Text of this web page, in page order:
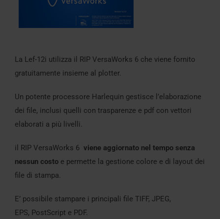
La Lef-12i utilizza il RIP VersaWorks 6 che viene fornito
gratuitamente insieme al plotter.
Un potente processore Harlequin gestisce l’elaborazione
dei file, inclusi quelli con trasparenze e pdf con vettori
elaborati a più livelli.
il RIP VersaWorks 6 viene aggiornato nel tempo senza
nessun costo e permette la gestione colore e di layout dei
file di stampa.
E’ possibile stampare i principali file TIFF, JPEG,
EPS, PostScript e PDF.